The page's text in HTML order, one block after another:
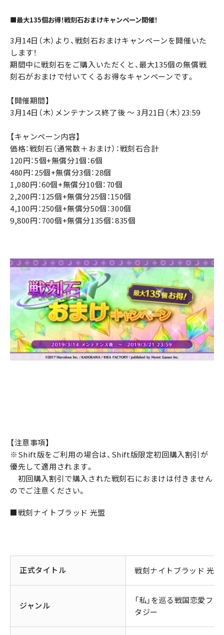
■最大135個お得！戦刻石おまけキャンペーン開催！
3月14日（木）より、戦刻石おまけキャンペーンを開催いた
します！
期間中に戦刻石をご購入いただくと、最大135個の無償戦
刻石がおまけで付いてくるお得なキャンペーンです。
【開催期間】
3月14日（木）メンテナンス終了後 ～ 3月21日（木）23:59
【キャンペーン内容】
価格：戦刻石（通常数＋おまけ）：戦刻石合計
120円：5個+無償分1個：6個
480円：25個+無償分3個：28個
1,080円：60個+無償分10個：70個
2,200円：125個+無償分25個：150個
4,100円：250個+無償分50個：300個
9,800円：700個+無償分135個：835個
【注意事項】
※Shift版をご利用の場合は、Shift版限定初回購入割引が
優先して適用されます。
初回購入割引で購入された戦刻石におまけは付きません
のでご注意ください。
■戦刻ナイトブラッド 光盟
正式タイトル 戦刻ナイトブラッド 光盟
ジャンル
「私」を巡る戦国恋愛ファ
タジー